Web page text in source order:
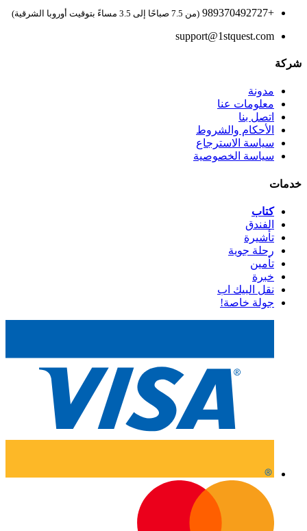
+989370492727
(من 7.5 صباحًا إلى 3.5 مساءً بتوقيت أوروبا الشرقية)
support@1stquest.com
شركة
مدونة
معلومات عنا
اتصل بنا
الأحكام والشروط
سياسة الاسترجاع
سياسة الخصوصية
خدمات
كتاب
الفندق
تأشيرة
رحلة جوية
تأمين
خبرة
نقل البيك اب
جولة خاصة!